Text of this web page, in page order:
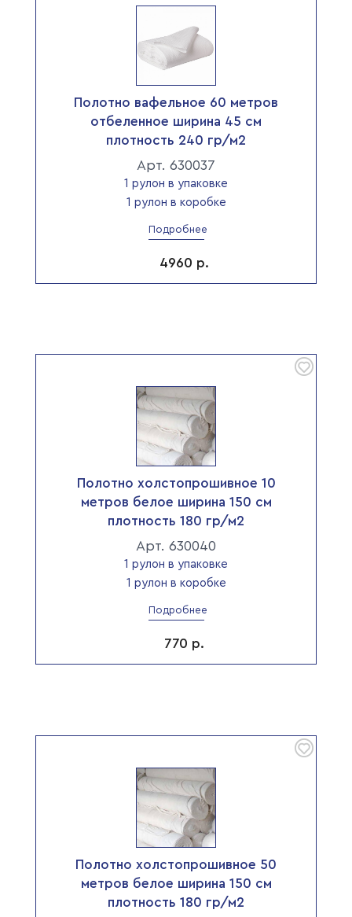
Полотно вафельное 60 метров
отбеленное ширина 45 см
плотность 240 гр/м2
Арт. 630037
1 рулон в упаковке
1 рулон в коробке
Подробнее
4960 р.
Полотно холстопрошивное 10
метров белое ширина 150 см
плотность 180 гр/м2
Арт. 630040
1 рулон в упаковке
1 рулон в коробке
Подробнее
770 р.
Полотно холстопрошивное 50
метров белое ширина 150 см
плотность 180 гр/м2